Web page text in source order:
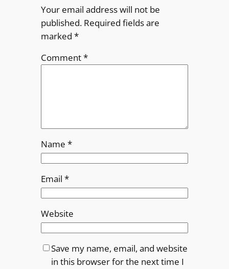
Your email address will not be
published. Required fields are
marked *
Comment*
Name *
Email *
Website
Save my name, email, and website
in this browser for the next time I